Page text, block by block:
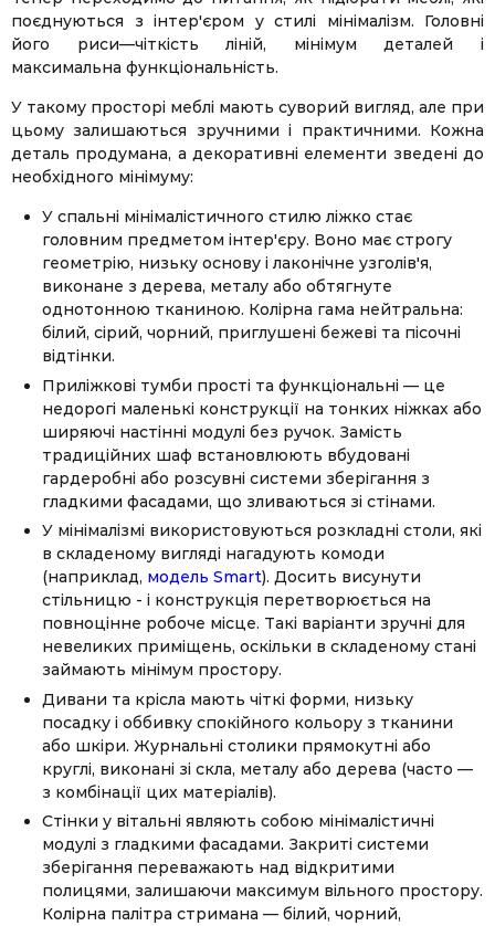
поєднуються з інтер'єром у стилі мінімалізм. Головні
його риси—чіткість ліній, мінімум деталей і
максимальна функціональність.
У такому просторі меблі мають суворий вигляд, але при
цьому залишаються зручними і практичними. Кожна
деталь продумана, а декоративні елементи зведені до
необхідного мінімуму:
У спальні мінімалістичного стилю ліжко стає
головним предметом інтер'єру. Воно має строгу
геометрію, низьку основу і лаконічне узголів'я,
виконане з дерева, металу або обтягнуте
однотонною тканиною. Колірна гама нейтральна:
білий, сірий, чорний, приглушені бежеві та пісочні
відтінки.
Приліжкові тумби прості та функціональні — це
недорогі маленькі конструкції на тонких ніжках або
ширяючі настінні модулі без ручок. Замість
традиційних шаф встановлюють вбудовані
гардеробні або розсувні системи зберігання з
гладкими фасадами, що зливаються зі стінами.
У мінімалізмі використовуються розкладні столи, які
в складеному вигляді нагадують комоди
(наприклад, модель Smart). Досить висунути
стільницю - і конструкція перетворюється на
повноцінне робоче місце. Такі варіанти зручні для
невеликих приміщень, оскільки в складеному стані
займають мінімум простору.
Дивани та крісла мають чіткі форми, низьку
посадку і оббивку спокійного кольору з тканини
або шкіри. Журнальні столики прямокутні або
круглі, виконані зі скла, металу або дерева (часто —
з комбінації цих матеріалів).
Стінки у вітальні являють собою мінімалістичні
модулі з гладкими фасадами. Закриті системи
зберігання переважають над відкритими
полицями, залишаючи максимум вільного простору.
Колірна палітра стримана — білий, чорний,